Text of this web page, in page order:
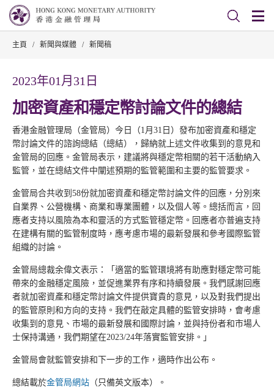
主頁 / 新聞與媒體 / 新聞稿
2023年01月31日
加密資產和穩定幣討論文件的總結
香港金融管理局（金管局）今日（1月31日）發布加密資產和穩定
幣討論文件的諮詢總結（總結），歸納就上述文件收集到的意見和
金管局的回應。金管局表示，建議將與穩定幣相關的若干活動納入
監管，並在總結文件中闡述預期的監管範圍和主要的監管要求。
金管局合共收到58份就加密資產和穩定幣討論文件的回應，分別來
自業界、公營機構、商業和專業團體，以及個人等。總括而言，回
應者支持以風險為本和靈活的方式監管穩定幣。回應者亦普遍支持
在建構有關的監管制度時，應考慮市場的最新發展和參考國際監管
組織的討論。
金管局總裁余偉文表示：「適當的監管環境將有助應對穩定幣可能
帶來的金融穩定風險，並促進業界有序和持續發展。我們感謝回應
者就加密資產和穩定幣討論文件提供寶貴的意見，以及對我們提出
的監管原則和方向的支持。我們在敲定具體的監管安排時，會考慮
收集到的意見、市場的最新發展和國際討論，並與持份者和市場人
士保持溝通，我們期望在2023/24年落實監管安排。」
金管局會就監管安排和下一步的工作，適時作出公布。
總結載於金管局網站 （只備英文版本）。